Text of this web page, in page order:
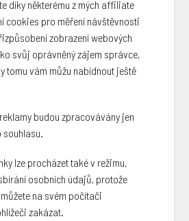
díky některému z mých affiliate
cookies pro měření návštěvnosti
zobrazení webových
svůj oprávněný zájem správce,
tomu vám můžu nabídnout ještě
budou zpracovávány jen
souhlasu.
lze procházet také v režimu,
osobních údajů, protože
na svém počítači
zakázat.